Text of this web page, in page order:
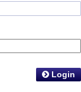
Login